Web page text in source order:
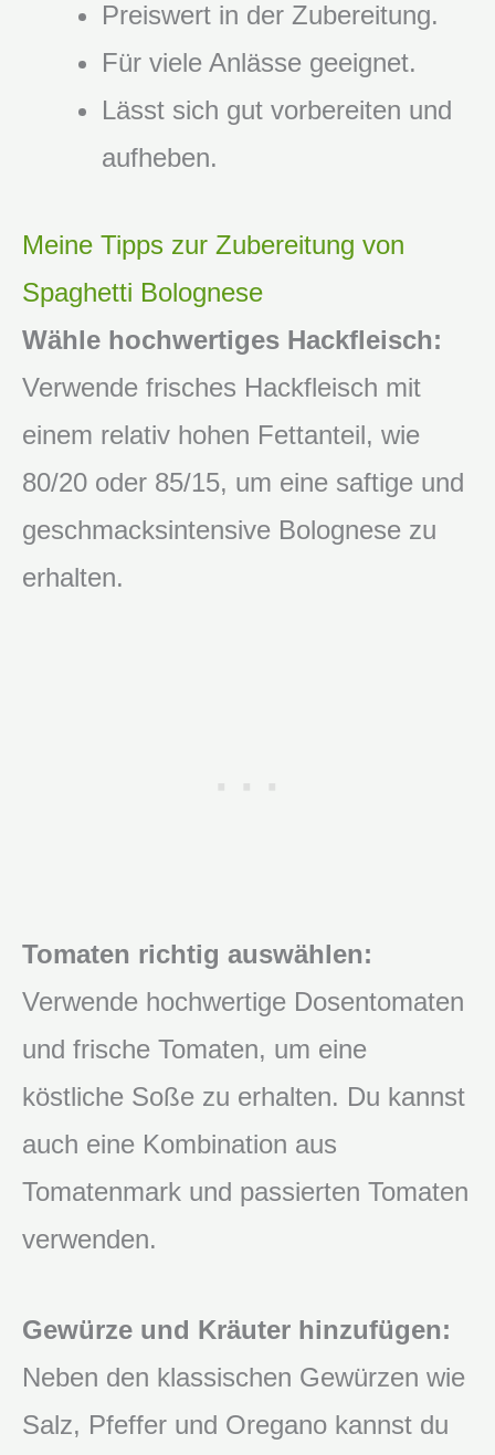
Preiswert in der Zubereitung.
Für viele Anlässe geeignet.
Lässt sich gut vorbereiten und
aufheben.
Meine Tipps zur Zubereitung von
Spaghetti Bolognese
Wähle hochwertiges Hackfleisch:
Verwende frisches Hackfleisch mit
einem relativ hohen Fettanteil, wie
80/20 oder 85/15, um eine saftige und
geschmacksintensive Bolognese zu
erhalten.
Tomaten richtig auswählen:
Verwende hochwertige Dosentomaten
und frische Tomaten, um eine
köstliche Soße zu erhalten. Du kannst
auch eine Kombination aus
Tomatenmark und passierten Tomaten
verwenden.
Gewürze und Kräuter hinzufügen:
Neben den klassischen Gewürzen wie
Salz, Pfeffer und Oregano kannst du